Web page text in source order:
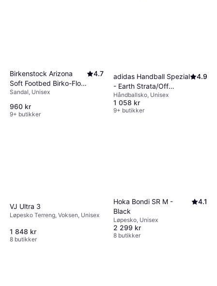
Birkenstock Arizona
Soft Footbed Birko-Flor
- Black
4.7
Sandal, Unisex
960 kr
9+ butikker
adidas Handball Spezial
- Earth Strata/Off
White/Gum
4.9
Håndballsko, Unisex
1 058 kr
9+ butikker
VJ Ultra 3
Løpesko Terreng, Voksen, Unisex
1 848 kr
8 butikker
Hoka Bondi SR M -
Black
4.1
Løpesko, Unisex
2 299 kr
8 butikker